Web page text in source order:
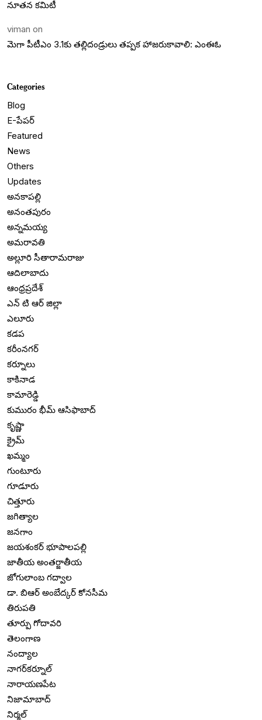
నూతన కమిటీ
viman on
మెగా పీటీఎం 3.1కు తల్లిదండ్రులు తప్పక హాజరుకావాలి: ఎంఈఓ
Categories
Blog
E-పేపర్
Featured
News
Others
Updates
అనకాపల్లి
అనంతపురం
అన్నమయ్య
అమరావతి
అల్లూరి సీతారామరాజు
ఆదిలాబాదు
ఆంధ్రప్రదేశ్
ఎన్ టి ఆర్ జిల్లా
ఎలూరు
కడప
కరీంనగర్
కర్నూలు
కాకినాడ
కామారెడ్డి
కుమురం భీమ్ ఆసిఫాబాద్
కృష్ణా
క్రైమ్
ఖమ్మం
గుంటూరు
గూడూరు
చిత్తూరు
జగిత్యాల
జనగాం
జయశంకర్ భూపాలపల్లి
జాతీయ అంతర్జాతీయ
జోగులాంబ గద్వాల
డా. బిఆర్ అంబేద్కర్ కోనసీమ
తిరుపతి
తూర్పు గోదావరి
తెలంగాణ
నంద్యాల
నాగర్‌కర్నూల్
నారాయణపేట
నిజామాబాద్
నిర్మల్